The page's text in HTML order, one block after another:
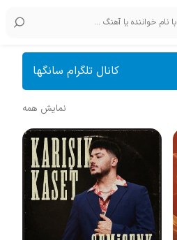
کانال تلگرام سانگها
نمایش همه